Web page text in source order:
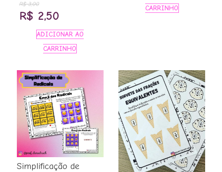
R$3,00
O
preço
original
R$ 3,00.
R$ 2,50O
preço
atual
R$ 2,50.
ADICIONAR AO
CARRINHO
CARRINHO
Simplificação de